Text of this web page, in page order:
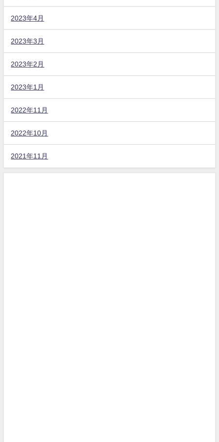
2023年4月
2023年3月
2023年2月
2023年1月
2022年11月
2022年10月
2021年11月